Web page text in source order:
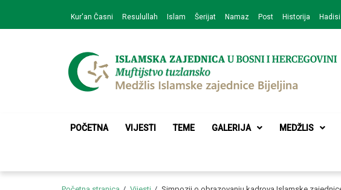
navigation
content
Kur'an Časni Resulullah Islam Šerijat Namaz Post Historija Hadisi
Medžlis Islamske
POČETNA VIJESTI TEME GALERIJA MEDŽLIS